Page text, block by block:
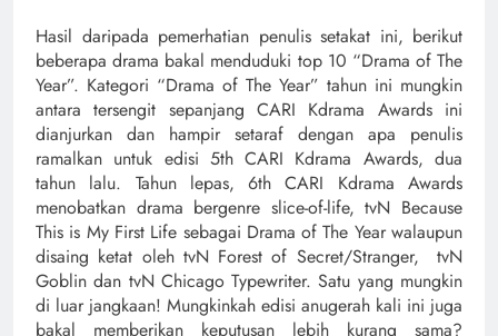
Hasil daripada pemerhatian penulis setakat ini, berikut
beberapa drama bakal menduduki top 10 “Drama of The
Year”. Kategori “Drama of The Year” tahun ini mungkin
antara tersengit sepanjang CARI Kdrama Awards ini
dianjurkan dan hampir setaraf dengan apa penulis
ramalkan untuk edisi 5th CARI Kdrama Awards, dua
tahun lalu. Tahun lepas, 6th CARI Kdrama Awards
menobatkan drama bergenre slice-of-life, tvN Because
This is My First Life sebagai Drama of The Year walaupun
disaing ketat oleh tvN Forest of Secret/Stranger, tvN
Goblin dan tvN Chicago Typewriter. Satu yang mungkin
di luar jangkaan! Mungkinkah edisi anugerah kali ini juga
bakal memberikan keputusan lebih kurang sama?